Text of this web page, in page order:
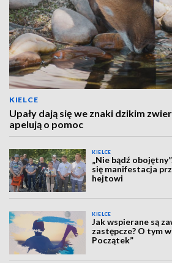
KIELCE
Upały dają się we znaki dzikim
apelują o pomoc
KIELCE
„Nie bądź
się manifestacja
hejtowi
KIELCE
Jak wspierane są
zastępcze? O tym
Początek”